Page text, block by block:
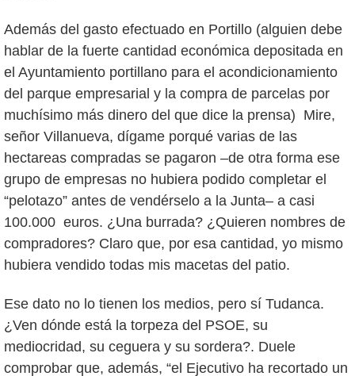
Además del gasto efectuado en Portillo (alguien debe
hablar de la fuerte cantidad económica depositada en
el Ayuntamiento portillano para el acondicionamiento
del parque empresarial y la compra de parcelas por
muchísimo más dinero del que dice la prensa) Mire,
señor Villanueva, dígame porqué varias de las
hectareas compradas se pagaron –de otra forma ese
grupo de empresas no hubiera podido completar el
“pelotazo” antes de vendérselo a la Junta– a casi
100.000 euros. ¿Una burrada? ¿Quieren nombres de
compradores? Claro que, por esa cantidad, yo mismo
hubiera vendido todas mis macetas del patio.
Ese dato no lo tienen los medios, pero sí Tudanca.
¿Ven dónde está la torpeza del PSOE, su
mediocridad, su ceguera y su sordera?. Duele
comprobar que, además, “el Ejecutivo ha recortado un